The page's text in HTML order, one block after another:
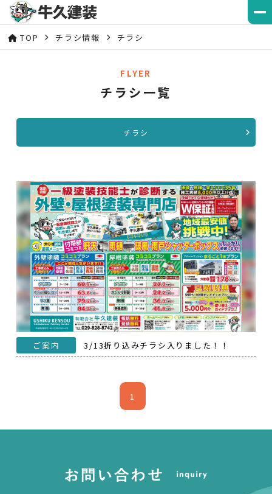
TOP チラシ情報 チラシ
FLYER
チラシ一覧
チラシ
ご案内 3/13折り込みチラシ入りました！！
1